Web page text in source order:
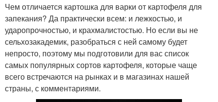
Чем отличается картошка для варки от картофеля для
запекания? Да практически всем: и лежкостью, и
ударопрочностью, и крахмалистостью. Но если вы не
сельхозакадемик, разобраться с ней самому будет
непросто, поэтому мы подготовили для вас список
самых популярных сортов картофеля, которые чаще
всего встречаются на рынках и в магазинах нашей
страны, с комментариями.